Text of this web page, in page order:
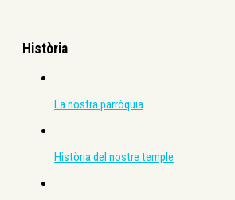
Història
La nostra parròquia
Història del nostre temple